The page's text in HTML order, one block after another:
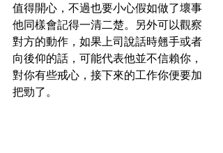
值得開心，不過也要小心假如做了壞事
他同樣會記得一清二楚。另外可以觀察
對方的動作，如果上司說話時翹手或者
向後仰的話，可能代表他並不信賴你，
對你有些戒心，接下來的工作你便要加
把勁了。